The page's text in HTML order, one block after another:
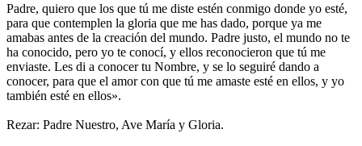
Padre, quiero que los que tú me diste estén conmigo donde yo esté,
para que contemplen la gloria que me has dado, porque ya me
amabas antes de la creación del mundo. Padre justo, el mundo no te
ha conocido, pero yo te conocí, y ellos reconocieron que tú me
enviaste. Les di a conocer tu Nombre, y se lo seguiré dando a
conocer, para que el amor con que tú me amaste esté en ellos, y yo
también esté en ellos».
Rezar: Padre Nuestro, Ave María y Gloria.